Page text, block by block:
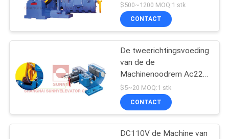
Tractiemachine/Lift
Liftdelen
$500~1200 MOQ:1 stk
CONTACT
De tweerichtingsvoeding
van de de
Machinenoodrem Ac220
van de Lifttractie
$5~20 MOQ:1 stk
CONTACT
DC110V de Machine van